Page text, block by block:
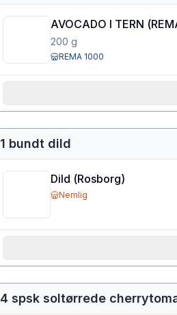
AVOCADO I TERN (
200 g
REMA 1000
1 bundt dild
Dild (Rosborg)
Nemlig
4 spsk soltørrede